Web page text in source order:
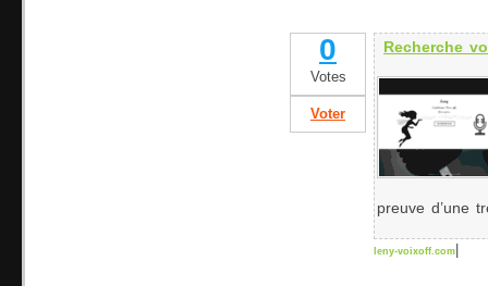
0
Votes
Voter
Recherche
preuve d’une
leny-voixoff.com